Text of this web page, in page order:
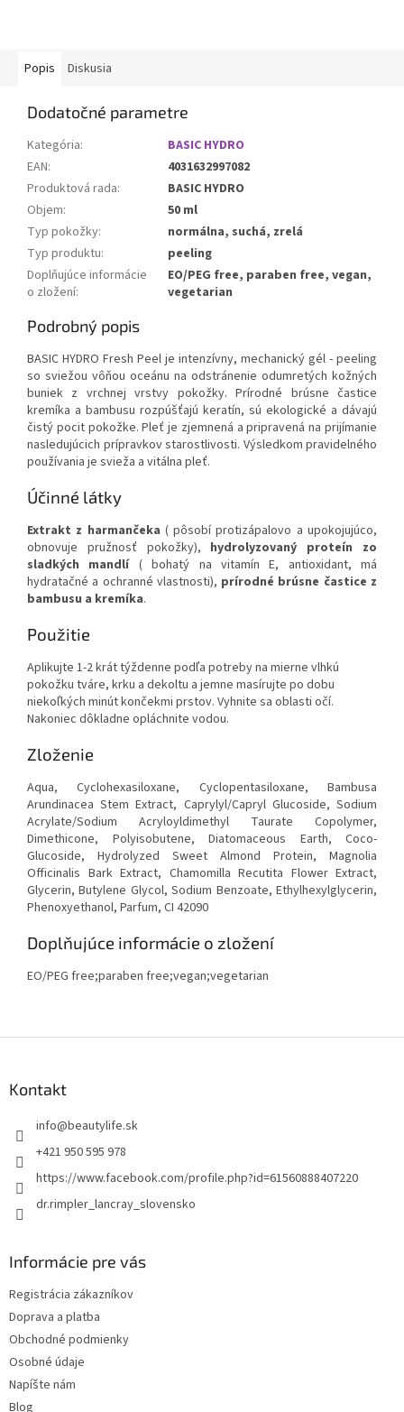
Popis Diskusia
Dodatočné parametre
Kategória:
BASIC HYDRO
EAN:
4031632997082
Produktová rada:
BASIC HYDRO
Objem:
50 ml
Typ pokožky:
normálna, suchá, zrelá
Typ produktu:
peeling
Doplňujúce informácie
o zložení:
EO/PEG free, paraben free, vegan,
vegetarian
Podrobný popis
BASIC HYDRO Fresh Peel je intenzívny, mechanický gél - peeling
so sviežou vôňou oceánu na odstránenie odumretých kožných
buniek z vrchnej vrstvy pokožky. Prírodné brúsne častice
kremíka a bambusu rozpúšťajú keratín, sú ekologické a dávajú
čistý pocit pokožke. Pleť je zjemnená a pripravená na prijímanie
nasledujúcich prípravkov starostlivosti. Výsledkom pravidelného
používania je svieža a vitálna pleť.
Účinné látky
Extrakt z harmančeka ( pôsobí protizápalovo a upokojujúco,
obnovuje pružnosť pokožky), hydrolyzovaný proteín zo
sladkých mandlí( bohatý na vitamín E, antioxidant, má
hydratačné a ochranné vlastnosti), prírodné brúsne častice z
bambusu a kremíka.
Použitie
Aplikujte 1-2 krát týždenne podľa potreby na mierne vlhkú
pokožku tváre, krku a dekoltu a jemne masírujte po dobu
niekoľkých minút končekmi prstov. Vyhnite sa oblasti očí.
Nakoniec dôkladne opláchnite vodou.
Zloženie
Aqua, Cyclohexasiloxane, Cyclopentasiloxane, Bambusa
Arundinacea Stem Extract, Caprylyl/Capryl Glucoside, Sodium
Acrylate/Sodium Acryloyldimethyl Taurate Copolymer,
Dimethicone, Polyisobutene, Diatomaceous Earth, Coco-
Glucoside, Hydrolyzed Sweet Almond Protein, Magnolia
Officinalis Bark Extract, Chamomilla Recutita Flower Extract,
Glycerin, Butylene Glycol, Sodium Benzoate, Ethylhexylglycerin,
Phenoxyethanol, Parfum, CI 42090
Doplňujúce informácie o zložení
EO/PEG free;paraben free;vegan;vegetarian
Kontakt
info@beautylife.sk
+421 950 595 978
https://www.facebook.com/profile.php?id=61560888407220
dr.rimpler_lancray_slovensko
Informácie pre vás
Registrácia zákazníkov
Doprava a platba
Obchodné podmienky
Osobné údaje
Napíšte nám
Blog